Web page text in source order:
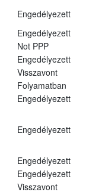
Engedélyezett
Engedélyezett
Not PPP
Engedélyezett
Visszavont
Folyamatban
Engedélyezett
Engedélyezett
Engedélyezett
Engedélyezett
Visszavont